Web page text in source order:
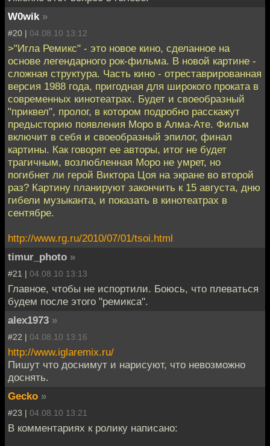
W0wik »
#20 | 04.08.10 13:12
>"Игла Ремикс" - это новое кино, сделанное на
основе легендарного рок-фильма. В новой картине -
сложная структура. Часть кино - отреставрированная
версия 1988 года, пригодная для широкого проката в
современных кинотеатрах. Будет и своеобразный
"приквел", пролог, в котором подробно расскажут
предысторию появления Моро в Алма-Ате. Фильм
включит в себя и своеобразный эпилог, финал
картины. Как говорят ее авторы, итог не будет
трагичным, возлюбленная Моро не умрет, но
погибнет ли герой Виктора Цоя на экране во второй
раз? Картину планируют закончить к 15 августа, дню
гибели музыканта, и показать в кинотеатрах в
сентябре.
http://www.rg.ru/2010/07/01/tsoi.html
timur_photo »
#21 | 04.08.10 13:13
Главное, чтобы не испортили. Боюсь, что плеваться
будем после этого "ремикса".
alex1973 »
#22 | 04.08.10 13:16
http://www.iglaremix.ru/
Пишут что доснимут и нарисуют, что невозможно
доснять.
Gecko »
#23 | 04.08.10 13:21
В комментариях к ролику написано: